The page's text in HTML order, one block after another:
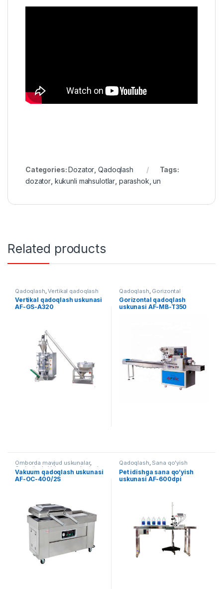
Categories:Dozator ,Qadoqlash
Tags:
dozator kukunli mahsulotlar parashok ,un
Related products
Qadoqlash ,Vertikal qadoqlash
Vertikal qadoqlash uskunasi
AF-GS-A320
Qadoqlash Gorizontal
qadoqlash
Gorizontal qadoqlash
uskunasi AF-MB-T350
Omborda mavjud uskunalar,
Qadoqlash ,Vakuum qadoqlash
Vakuum qadoqlash uskunasi
AF-OC-400/2S
Qadoqlash, Sana qo'yish
Pet idishga sana qo’yish
uskunasi AF-600dpi